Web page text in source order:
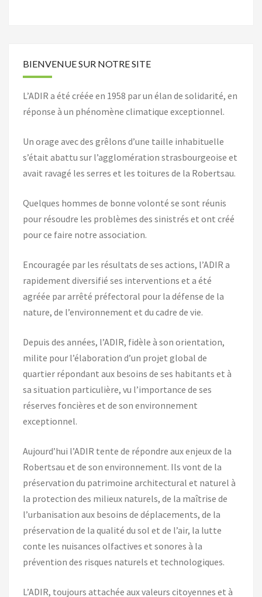
BIENVENUE SUR NOTRE SITE
L’ADIR a été créée en 1958 par un élan de solidarité, en
réponse à un phénomène climatique exceptionnel.
Un orage avec des grêlons d’une taille inhabituelle
s’était abattu sur l’agglomération strasbourgeoise et
avait ravagé les serres et les toitures de la Robertsau.
Quelques hommes de bonne volonté se sont réunis
pour résoudre les problèmes des sinistrés et ont créé
pour ce faire notre association.
Encouragée par les résultats de ses actions, l’ADIR a
rapidement diversifié ses interventions et a été
agréée par arrêté préfectoral pour la défense de la
nature, de l’environnement et du cadre de vie.
Depuis des années, l’ADIR, fidèle à son orientation,
milite pour l’élaboration d’un projet global de
quartier répondant aux besoins de ses habitants et à
sa situation particulière, vu l’importance de ses
réserves foncières et de son environnement
exceptionnel.
Aujourd’hui l’ADIR tente de répondre aux enjeux de la
Robertsau et de son environnement. Ils vont de la
préservation du patrimoine architectural et naturel à
la protection des milieux naturels, de la maîtrise de
l’urbanisation aux besoins de déplacements, de la
préservation de la qualité du sol et de l’air, la lutte
conte les nuisances olfactives et sonores à la
prévention des risques naturels et technologiques.
L’ADIR, toujours attachée aux valeurs citoyennes et à